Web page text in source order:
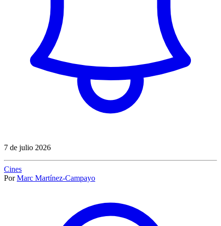
7 de julio 2026
Cines
Por Marc Martínez-Campayo